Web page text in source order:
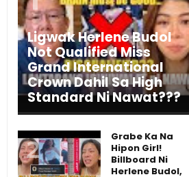
Ligwak Herlene Budol
Not Qualified Miss
Grand International
Crown Dahil Sa High
Standard Ni Nawat???
Grabe Ka Na
Hipon Girl!
Billboard Ni
Herlene Budol,